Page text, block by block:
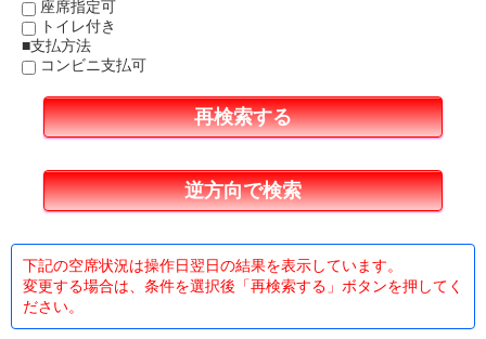
座席指定可
トイレ付き
■支払方法
コンビニ支払可
下記の空席状況は操作日翌日の結果を表示しています。
変更する場合は、条件を選択後「再検索する」ボタンを押してく
ださい。